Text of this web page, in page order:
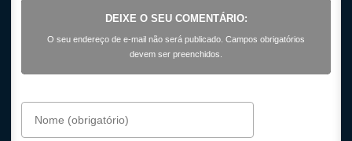
DEIXE O SEU COMENTÁRIO:
O seu endereço de e-mail não será publicado. Campos obrigatórios
devem ser preenchidos.